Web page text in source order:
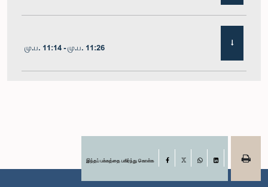
மு.ப. 11:14 - மு.ப. 11:26
மு.ப. 11:38 - மு.ப. 11:48இந்தப் பக்கத்தை பகிர்ந்து கொள்க Facebook
LinkedIn